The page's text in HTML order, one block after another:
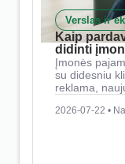
Verslas ir
Kaip
didinti
Įmonės
su didesniu
reklama,
2026-07-22 •